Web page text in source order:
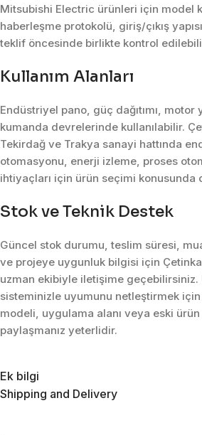
Mitsubishi Electric ürünleri için model
haberleşme protokolü, giriş/çıkış
teklif öncesinde birlikte kontrol
Kullanım Alanları
Endüstriyel pano, güç dağıtımı,
kumanda devrelerinde kullanılabilir.
Tekirdağ ve Trakya sanayi hattında
otomasyonu, enerji izleme, proses
ihtiyaçları için ürün seçimi konusunda
Stok ve Teknik Destek
Güncel stok durumu, teslim süresi,
ve projeye uygunluk bilgisi için
uzman ekibiyle iletişime
sisteminizle uyumunu netleştirmek için
modeli, uygulama alanı veya eski
paylaşmanız yeterlidir.
Ek bilgi
Shipping and Delivery